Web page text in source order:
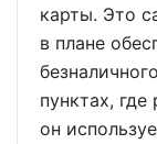
карты. Это
в плане
пунктах,
он